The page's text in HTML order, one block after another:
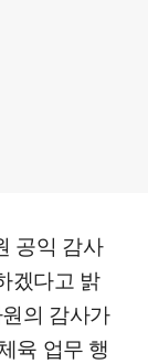
공익 감사
겠다고 밝
의 감사가
육 업무 행